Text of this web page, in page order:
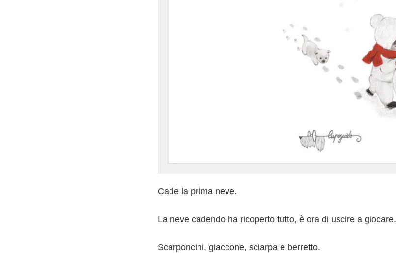
Cade la prima neve.
La neve cadendo ha ricoperto tutto, è ora di uscire a giocare.
Scarponcini, giaccone, sciarpa e berretto.